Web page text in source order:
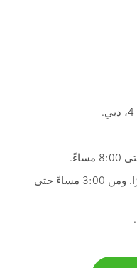
الجمعة: 8:00 صباحًا حتى 12:00 ظهرًا. ومن 3:00 مساءً حتى